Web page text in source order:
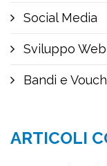
Social Media
Sviluppo Web
Bandi e
ARTICOLI